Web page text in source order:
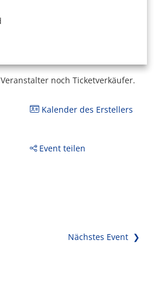
noch Ticketverkäufer.
Kalender des Erstellers
Event teilen
Nächstes Event ❯